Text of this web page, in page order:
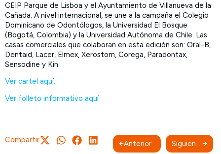
CEIP Parque de Lisboa y el Ayuntamiento de Villanueva de la
Cañada. A nivel internacional, se une a la campaña el Colegio
Dominicano de Odontólogos, la Universidad El Bosque
(Bogotá, Colombia) y la Universidad Autónoma de Chile. Las
casas comerciales que colaboran en esta edición son: Oral-B,
Dentaid, Lacer, Elmex, Xerostom, Corega, Paradontax,
Sensodine y Kin.
Ver cartel aquí.
Ver folleto informativo aquí
Compartir Anterior Siguiente